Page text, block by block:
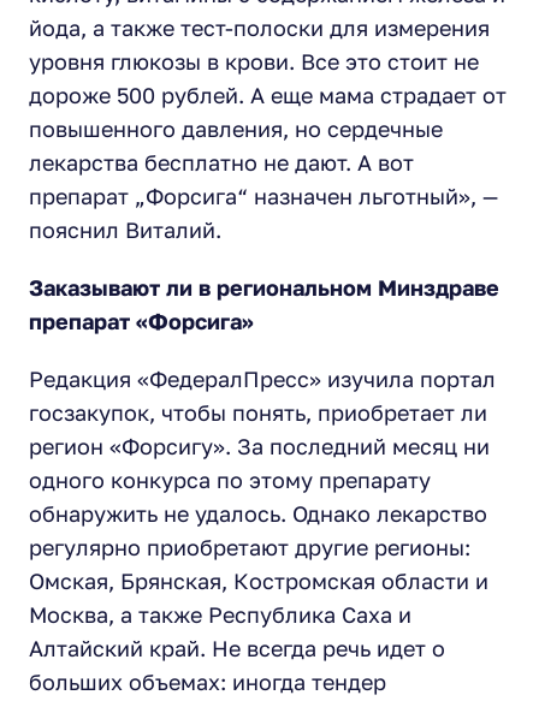
йода, а также тест-полоски для измерения
уровня глюкозы в крови. Все это стоит не
дороже 500 рублей. А еще мама страдает от
повышенного давления, но сердечные
лекарства бесплатно не дают. А вот
препарат „Форсига“ назначен льготный», —
пояснил Виталий.
Заказывают ли в региональном Минздраве
препарат «Форсига»
Редакция «ФедералПресс» изучила портал
госзакупок, чтобы понять, приобретает ли
регион «Форсигу». За последний месяц ни
одного конкурса по этому препарату
обнаружить не удалось. Однако лекарство
регулярно приобретают другие регионы:
Омская, Брянская, Костромская области и
Москва, а также Республика Саха и
Алтайский край. Не всегда речь идет о
больших объемах: иногда тендер